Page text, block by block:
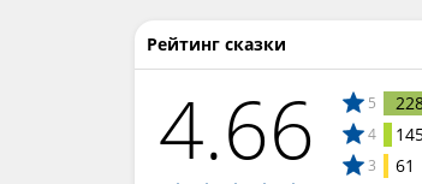
Рейтинг сказки
4.66 5
4
3 61